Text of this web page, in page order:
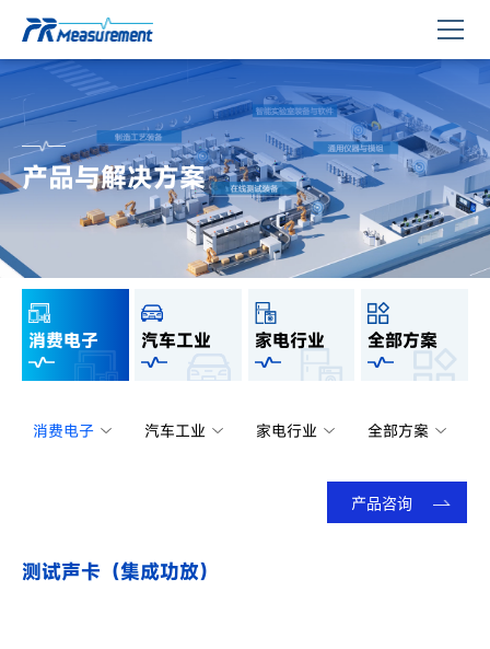
产品与解决方案
消费电子 汽车工业 家电行业 全部方案
消费电子 汽车工业 家电行业 全部方案
产品咨询
测试声卡（集成功放）